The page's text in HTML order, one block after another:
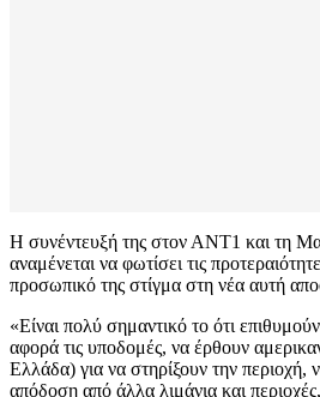
Η συνέντευξή της στον ΑΝΤ1 και τη
αναμένεται να φωτίσει τις
προσωπικό της στίγμα στη νέα αυτή
«Είναι πολύ σημαντικό το ότι
αφορά τις υποδομές, να έρθουν
Ελλάδα) για να στηρίξουν την περιοχή,
απόδοση από άλλα λιμάνια και